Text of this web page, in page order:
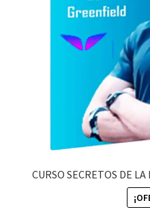
CURSO SECRETOS DE